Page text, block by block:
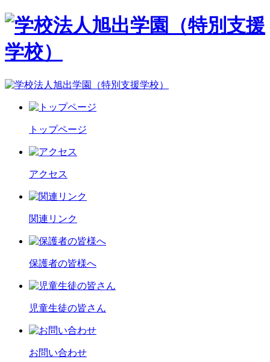
トップページ
アクセス
関連リンク
保護者の皆様へ
児童生徒の皆さん
お問い合わせ